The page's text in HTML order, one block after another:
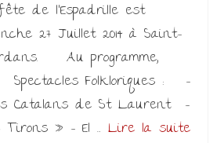
de l’Espadrille est
27 Juillet 2014 à Saint-
Au programme,
Folkloriques : –
Catalans de St Laurent –
» – El … Lire la suite­­